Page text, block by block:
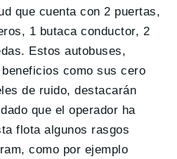
que cuenta con 2 puertas,
1 butaca conductor, 2
Estos autobuses,
como sus cero
de ruido, destacarán
que el operador ha
flota algunos rasgos
como por ejemplo